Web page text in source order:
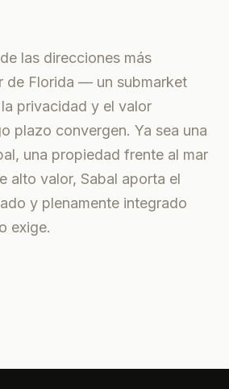
las direcciones más
de Florida — un submarket
privacidad y el valor
plazo convergen. Ya sea una
una propiedad frente al mar
alto valor, Sabal aporta el
y plenamente integrado
exige.